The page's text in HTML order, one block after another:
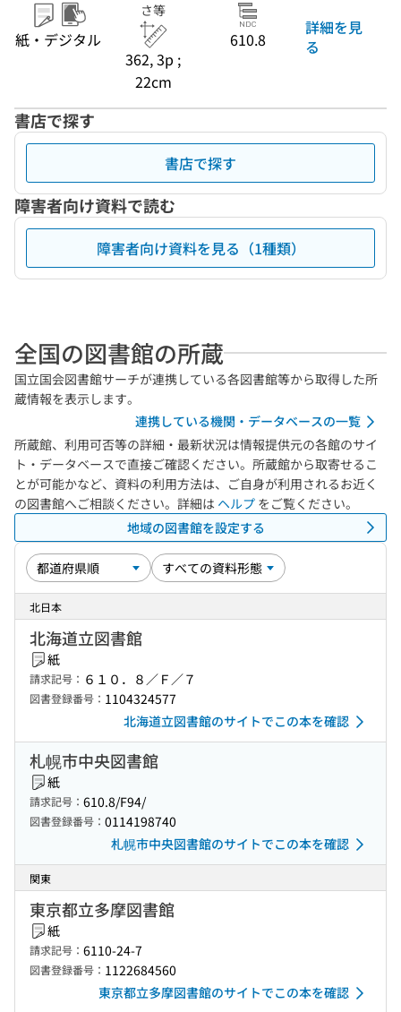
紙・デジタル
さ等
362, 3p ;
22cm
610.8
詳細を見
る
書店で探す
書店で探す
障害者向け資料で読む
障害者向け資料を見る（1種類）
全国の図書館の所蔵
国立国会図書館サーチが連携している各図書館等から取得した所
蔵情報を表示します。
連携している機関・データベースの一覧
所蔵館、利用可否等の詳細・最新状況は情報提供元の各館のサイ
ト・データベースで直接ご確認ください。所蔵館から取寄せるこ
とが可能かなど、資料の利用方法は、ご自身が利用されるお近く
の図書館へご相談ください。詳細は ヘルプ をご覧ください。
地域の図書館を設定する
北日本
北海道立図書館
紙
請求記号： ６１０．８／Ｆ／７
図書登録番号： 1104324577
北海道立図書館のサイトでこの本を確認
札幌市中央図書館
紙
請求記号： 610.8/F94/
図書登録番号： 0114198740
札幌市中央図書館のサイトでこの本を確認
関東
東京都立多摩図書館
紙
請求記号： 6110-24-7
図書登録番号： 1122684560
東京都立多摩図書館のサイトでこの本を確認